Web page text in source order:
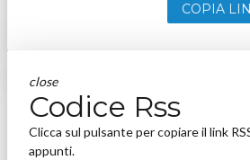
COPIA
close
Codice Rss
Clicca sul pulsante per copiare il link
appunti.